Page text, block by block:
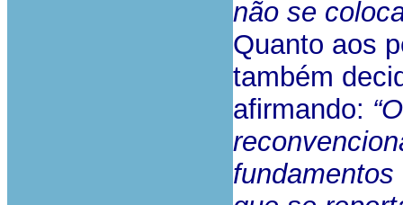
não se
Quanto aos
também
afirmando: